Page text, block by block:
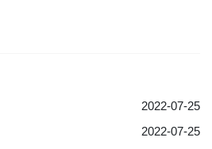
2022-07-25
2022-07-25